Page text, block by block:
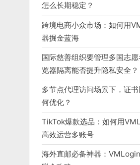
怎么长期稳定？
跨境电商小众市场：如何用
器掘金蓝海
国际慈善组织要管理多国志
览器隔离能否提升隐私安全？
多节点代理访问场景下，证
何优化？
TikTok爆款选品：如何用
高效运营多账号
海外直邮必备神器：